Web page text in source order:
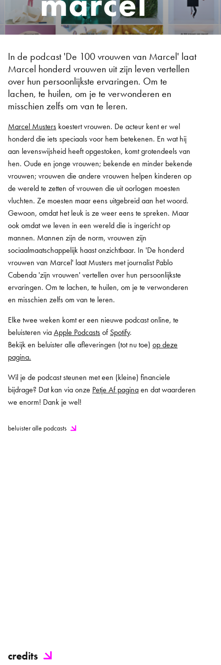
In de podcast 'De 100 vrouwen van Marcel' laat
Marcel honderd vrouwen uit zijn leven vertellen
over hun persoonlijkste ervaringen. Om te
lachen, te huilen, om je te verwonderen en
misschien zelfs om van te leren.
Marcel Musters koestert vrouwen. De acteur kent er wel
honderd die iets speciaals voor hem betekenen. En wat hij
aan levenswijsheid heeft opgestoken, komt grotendeels van
hen. Oude en jonge vrouwen; bekende en minder bekende
vrouwen; vrouwen die andere vrouwen helpen kinderen op
de wereld te zetten of vrouwen die uit oorlogen moesten
vluchten. Ze moesten maar eens uitgebreid aan het woord.
Gewoon, omdat het leuk is ze weer eens te spreken. Maar
ook omdat we leven in een wereld die is ingericht op
mannen. Mannen zijn de norm, vrouwen zijn
sociaalmaatschappelijk haast onzichtbaar. In 'De honderd
vrouwen van Marcel' laat Musters met journalist Pablo
Cabenda 'zijn vrouwen' vertellen over hun persoonlijkste
ervaringen. Om te lachen, te huilen, om je te verwonderen
en misschien zelfs om van te leren.
Elke twee weken komt er een nieuwe podcast online, te
beluisteren viaApple Podcastsof Spotify.
Bekijk en beluister alle afleveringen (tot nu toe) op deze
pagina.
Wil je de podcast steunen met een (kleine) financiele
bijdrage? Dat kan via onze Petje Af paginaen dat waarderen
we enorm! Dank je wel!
beluister alle podcasts
credits